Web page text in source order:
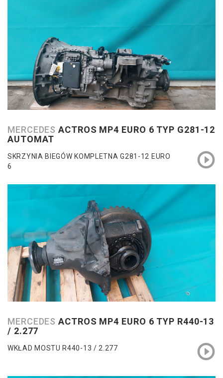
MERCEDESACTROS MP4 EURO 6 TYP G281-12
AUTOMAT
SKRZYNIA BIEGÓW KOMPLETNA G281-12 EURO
6
MERCEDESACTROS MP4 EURO 6 TYP R440-13
/ 2.277
WKŁAD MOSTU R440-13 / 2.277